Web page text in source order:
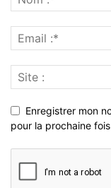
Enregistrer mon
pour la prochaine